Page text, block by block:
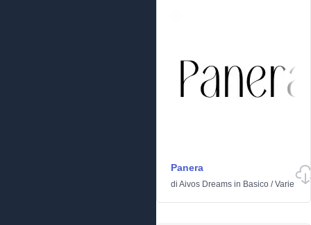
Panera
di Aivos Dreams in Basico /Varie